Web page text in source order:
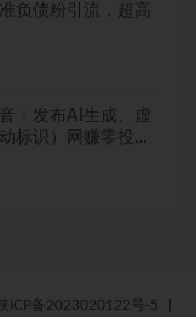
负债粉引流，超高
：发布AI生成、虚
标识）网赚零投资
ICP备2023020122号-5